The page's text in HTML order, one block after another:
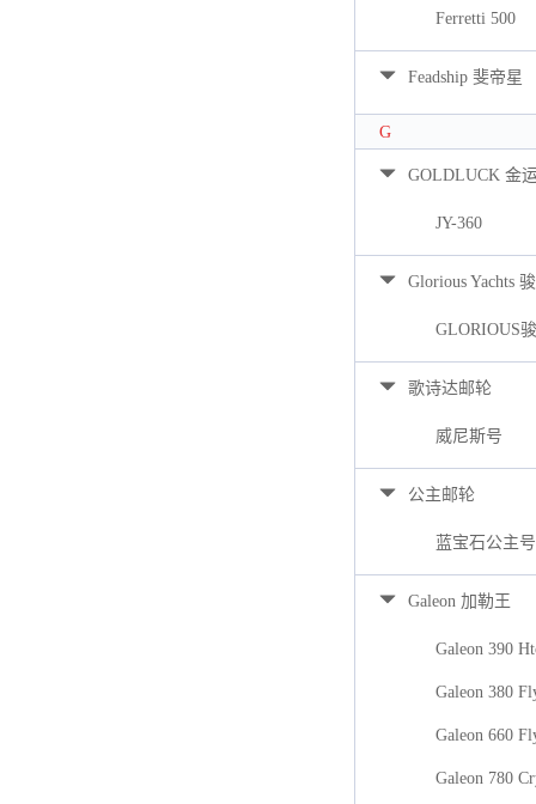
Ferretti 500
Feadship 斐帝星
G
GOLDLUCK 金
JY-360
Glorious Yachts
GLORIOUS
歌诗达邮轮
威尼斯号
公主邮轮
蓝宝石公主号
Galeon 加勒王
Galeon 390
Galeon 380
Galeon 660
Galeon 780